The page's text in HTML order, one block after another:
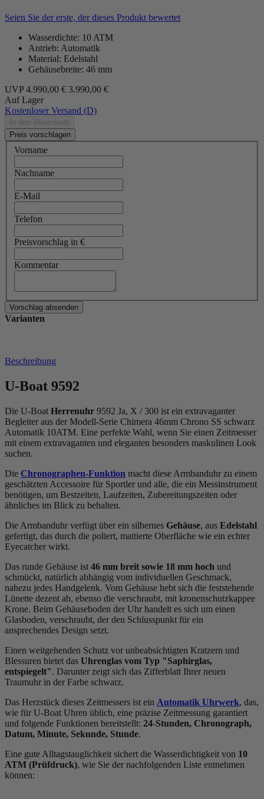
Seien Sie der erste, der dieses Produkt bewertet
Wasserdichte: 10 ATM
Antrieb: Automatik
Material: Edelstahl
Gehäusebreite: 46 mm
UVP 4.990,00 € 3.990,00 €
Auf Lager
Kostenloser Versand (D)
In den Warenkorb
Preis vorschlagen
Vorname
Nachname
E-Mail
Telefon
Preisvorschlag in €
Kommentar
Varianten
Beschreibung
U-Boat 9592
Die U-Boat Herrenuhr 9592 Ja, X / 300 ist ein extravaganter
Begleiter aus der Modell-Serie Chimera 46mm Chrono SS schwarz
Automatik 10ATM. Eine perfekte Wahl, wenn Sie einen Zeitmesser
mit einem extravaganten und eleganten besonders maskulinen Look
suchen.
Die Chronographen-Funktion macht diese Armbanduhr zu einem
geschätzten Accessoire für Sportler und alle, die ein Messinstrument
benötigen, um Bestzeiten, Laufzeiten, Zubereitungszeiten oder
ähnliches im Blick zu behalten.
Die Armbanduhr verfügt über ein silbernes Gehäuse, aus Edelstahl
gefertigt, das durch die poliert, mattierte Oberfläche wie ein echter
Eyecatcher wirkt.
Das runde Gehäuse ist 46 mm breit sowie 18 mm hoch und
schmückt, natürlich abhängig vom individuellen Geschmack,
nahezu jedes Handgelenk. Vom Gehäuse hebt sich die feststehende
Lünette dezent ab, ebenso die verschraubt, mit kronenschutzkappee
Krone. Beim Gehäuseboden der Uhr handelt es sich um einen
Glasboden, verschraubt, der den Schlusspunkt für ein
ansprechendes Design setzt.
Einen weitgehenden Schutz vor unbeabsichtigten Kratzern und
Blessuren bietet das Uhrenglas vom Typ "Saphirglas,
entspiegelt". Darunter zeigt sich das Zifferblatt Ihrer neuen
Traumuhr in der Farbe schwarz.
Das Herzstück dieses Zeitmessers ist ein Automatik Uhrwerk, das,
wie für U-Boat Uhren üblich, eine präzise Zeitmessung garantiert
und folgende Funktionen bereitstellt: 24-Stunden, Chronograph,
Datum, Minute, Sekunde, Stunde.
Eine gute Alltagstauglichkeit sichert die Wasserdichtigkeit von 10
ATM (Prüfdruck), wie Sie der nachfolgenden Liste entnehmen
können: